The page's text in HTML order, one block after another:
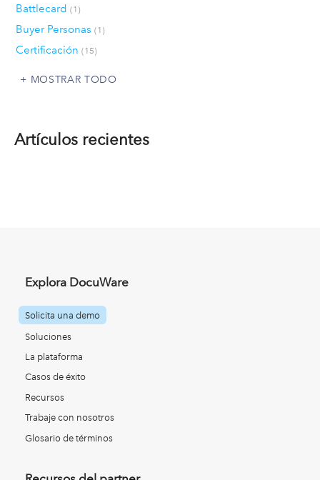
Battlecard (1)
Buyer Personas (1)
Certificación (15)
MOSTRAR TODO
Artículos recientes
Explora DocuWare
Solicita una demo
Soluciones
La plataforma
Casos de éxito
Recursos
Trabaje con nosotros
Glosario de términos